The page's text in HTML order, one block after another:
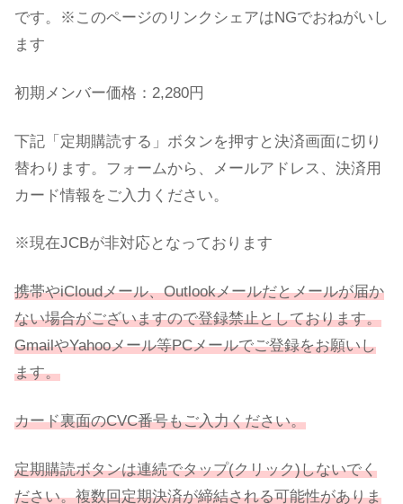
です。※このページのリンクシェアはNGでおねがいし
ます
初期メンバー価格：2,280円
下記「定期購読する」ボタンを押すと決済画面に切り
替わります。フォームから、メールアドレス、決済用
カード情報をご入力ください。
※現在JCBが非対応となっております
携帯やiCloudメール、Outlookメールだとメールが届か
ない場合がございますので登録禁止としております。
GmailやYahooメール等PCメールでご登録をお願いし
ます。
カード裏面のCVC番号もご入力ください。
定期購読ボタンは連続でタップ(クリック)しないでく
ださい。複数回定期決済が締結される可能性がありま